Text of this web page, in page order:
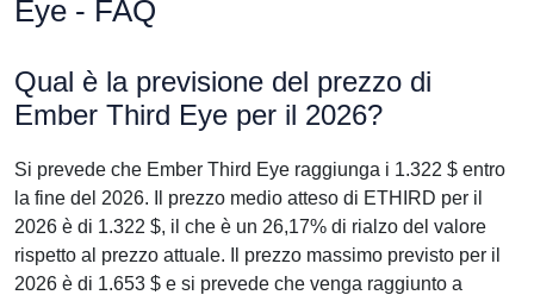
Eye - FAQ
Qual è la previsione del prezzo di
Ember Third Eye per il 2026?
Si prevede che Ember Third Eye raggiunga i 1.322 $ entro
la fine del 2026. Il prezzo medio atteso di ETHIRD per il
2026 è di 1.322 $, il che è un 26,17% di rialzo del valore
rispetto al prezzo attuale. Il prezzo massimo previsto per il
2026 è di 1.653 $ e si prevede che venga raggiunto a